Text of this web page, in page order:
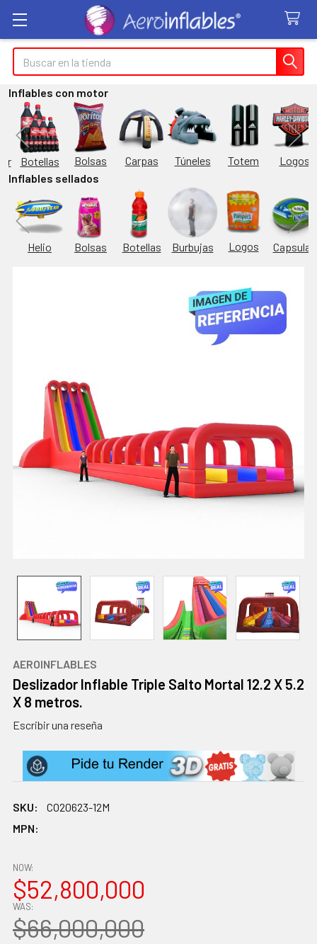
Buscar
Inflables con motor
Botellas Bolsas Carpas Túneles Totem
Logos
Inflables sellados
Helio Bolsas Botellas Burbujas Logos Capsulas
AEROINFLABLES
Deslizador Inflable Triple Salto Mortal 12.2 X 5.2
X 8 metros.
Escribir una reseña
SKU:
CO20623-12M
MPN:
NOW:
$52,800,000
WAS:
$66,000,000